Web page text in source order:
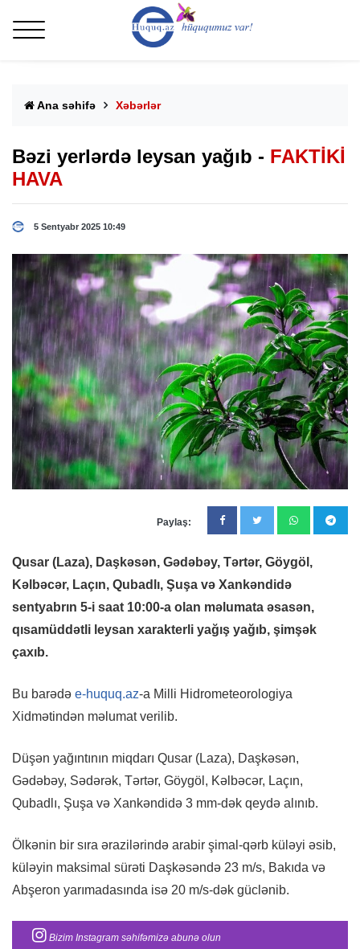
Ana səhifə Xəbərlər
Bəzi yerlərdə leysan yağıb - FAKTİKİ
HAVA
5 Sentyabr 2025 10:49
Paylaş:
Qusar (Laza), Daşkəsən, Gədəbəy, Tərtər, Göygöl,
Kəlbəcər, Laçın, Qubadlı, Şuşa və Xankəndidə
sentyabrın 5-i saat 10:00-a olan məlumata əsasən,
qısamüddətli leysan xarakterli yağış yağıb, şimşək
çaxıb.
Bu barədə e-huquq.az-a Milli Hidrometeorologiya
Xidmətindən məlumat verilib.
Düşən yağıntının miqdarı Qusar (Laza), Daşkəsən,
Gədəbəy, Sədərək, Tərtər, Göygöl, Kəlbəcər, Laçın,
Qubadlı, Şuşa və Xankəndidə 3 mm-dək qeydə alınıb.
Ölkənin bir sıra ərazilərində arabir şimal-qərb küləyi əsib,
küləyin maksimal sürəti Daşkəsəndə 23 m/s, Bakıda və
Abşeron yarımadasında isə 20 m/s-dək güclənib.
Bizim Instagram səhifəmizə abunə olun